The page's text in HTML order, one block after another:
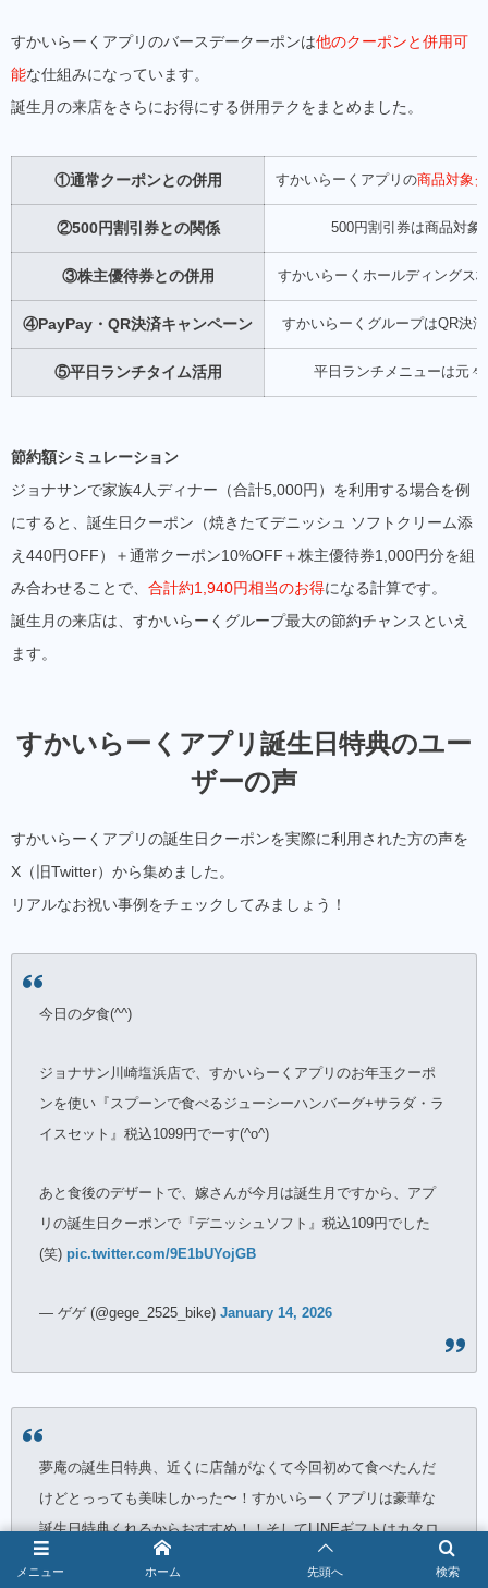
すかいらーくアプリのバースデークーポンは他のクーポンと併用可
能な仕組みになっています。
誕生月の来店をさらにお得にする併用テクをまとめました。
①通常クーポンとの併用 すかいらーくアプリの商品対象
②500円割引券との関係 500円割引券は商品対象
③株主優待券との併用 すかいらーくホールディングス
④PayPay・QR決済キャンペーン すかいらーくグループはQR決
⑤平日ランチタイム活用 平日ランチメニューは元
節約額シミュレーション
ジョナサンで家族4人ディナー（合計5,000円）を利用する場合を例
にすると、誕生日クーポン（焼きたてデニッシュ ソフトクリーム添
え440円OFF）＋通常クーポン10%OFF＋株主優待券1,000円分を組
み合わせることで、 合計約1,940円相当のお得になる計算です。
誕生月の来店は、すかいらーくグループ最大の節約チャンスといえ
ます。
すかいらーくアプリ誕生日特典のユー
ザーの声
すかいらーくアプリの誕生日クーポンを実際に利用された方の声を
X（旧Twitter）から集めました。
リアルなお祝い事例をチェックしてみましょう！
今日の夕食(^^)
ジョナサン川崎塩浜店で、すかいらーくアプリのお年玉クーポ
ンを使い『スプーンで食べるジューシーハンバーグ+サラダ・ラ
イスセット』税込1099円でーす(^o^)
あと食後のデザートで、嫁さんが今月は誕生月ですから、アプ
リの誕生日クーポンで『デニッシュソフト』税込109円でした
(笑) pic.twitter.com/9E1bUYojGB
— ゲゲ (@gege_2525_bike) January 14, 2026
夢庵の誕生日特典、近くに店舗がなくて今回初めて食べたんだ
けどとっっても美味しかった〜！すかいらーくアプリは豪華な
誕生日特典くれるからおすすめ！！そしてLINEギフトはカタロ
グギフトにした、すかいらーくで使えるポイントがほしくて！
メニュー 検索
ホーム 先頭へ